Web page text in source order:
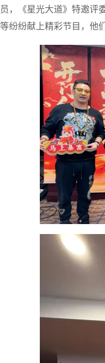
员，《星光大道》特邀评
等纷纷献上精彩节目，他